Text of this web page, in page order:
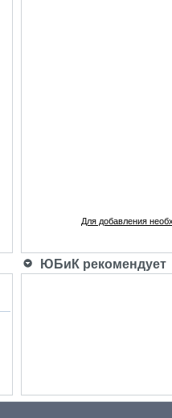
Для добавления
ЮБиК рекомендует